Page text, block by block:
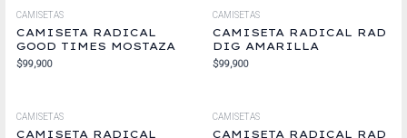
CAMISETAS
CAMISETA RADICAL
GOOD TIMES MOSTAZA
$99,900
CAMISETAS
CAMISETA RADICAL RAD
DIG AMARILLA
$99,900
CAMISETAS
CAMISETA RADICAL
CAMISETAS
CAMISETA RADICAL RAD